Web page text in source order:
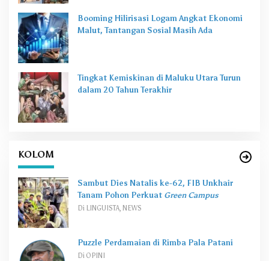
Booming Hilirisasi Logam Angkat Ekonomi
Malut, Tantangan Sosial Masih Ada
Tingkat Kemiskinan di Maluku Utara Turun
dalam 20 Tahun Terakhir
KOLOM
Sambut Dies Natalis ke-62, FIB Unkhair
Tanam Pohon Perkuat Green Campus
Di LINGUISTA, NEWS
Puzzle Perdamaian di Rimba Pala Patani
Di OPINI